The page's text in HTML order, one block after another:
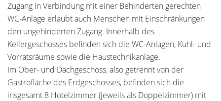
Zugang in Verbindung mit einer Behinderten gerechten
WC-Anlage erlaubt auch Menschen mit Einschränkungen
den ungehinderten Zugang. Innerhalb des
Kellergeschosses befinden sich die WC-Anlagen, Kühl- und
Vorratsräume sowie die Haustechnikanlage.
Im Ober- und Dachgeschoss, also getrennt von der
Gastrofläche des Erdgeschosses, befinden sich die
insgesamt 8 Hotelzimmer (jeweils als Doppelzimmer) mit